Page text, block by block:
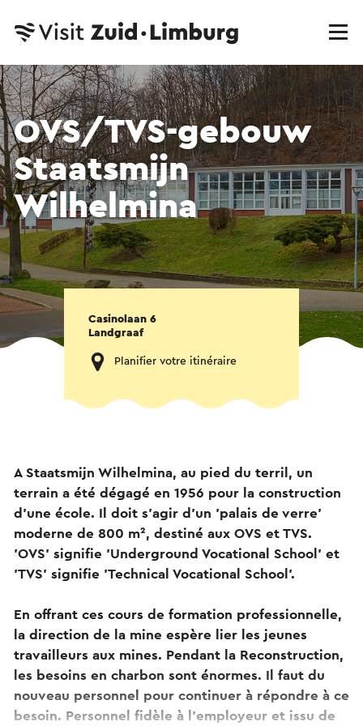
OVS/TVS-gebouw
Staatsmijn
Wilhelmina
Casinolaan 6
Landgraaf
Planifier votre itinéraire
A Staatsmijn Wilhelmina, au pied du terril, un
terrain a été dégagé en 1956 pour la construction
d'une école. Il doit s'agir d'un 'palais de verre'
moderne de 800 m², destiné aux OVS et TVS.
'OVS' signifie 'Underground Vocational School' et
'TVS' signifie 'Technical Vocational School'.
En offrant ces cours de formation professionnelle,
la direction de la mine espère lier les jeunes
travailleurs aux mines. Pendant la Reconstruction,
les besoins en charbon sont énormes. Il faut du
nouveau personnel pour continuer à répondre à ce
besoin. Personnel fidèle à l'employeur et issu de